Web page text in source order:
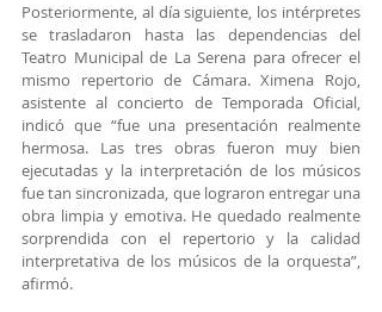
Posteriormente, al día siguiente, los intérpretes
se trasladaron hasta las dependencias del
Teatro Municipal de La Serena para ofrecer el
mismo repertorio de Cámara. Ximena Rojo,
asistente al concierto de Temporada Oficial,
indicó que “fue una presentación realmente
hermosa. Las tres obras fueron muy bien
ejecutadas y la interpretación de los músicos
fue tan sincronizada, que lograron entregar una
obra limpia y emotiva. He quedado realmente
sorprendida con el repertorio y la calidad
interpretativa de los músicos de la orquesta”,
afirmó.